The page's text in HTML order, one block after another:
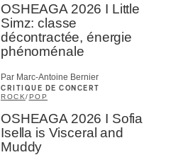
OSHEAGA 2026 I Little
Simz: classe
décontractée, énergie
phénoménale
Par Marc-Antoine Bernier
CRITIQUE DE CONCERT
ROCK/POP
OSHEAGA 2026 I Sofia
Isella is Visceral and
Muddy